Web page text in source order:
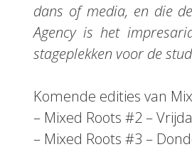
dans of media, en die
Agency is het
stageplekken voor de
Komende edities van
– Mixed Roots #2 –
– Mixed Roots #3 –